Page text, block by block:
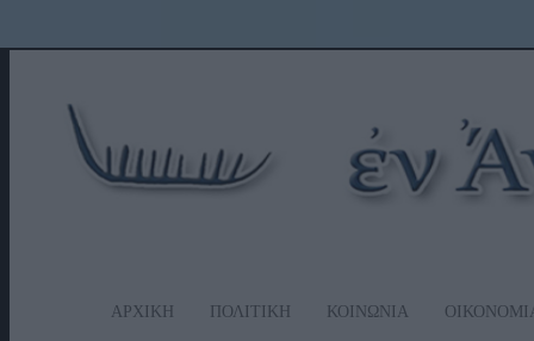
ΑΡΧΙΚΗ ΠΟΛΙΤΙΚΗ ΚΟΙΝΩΝΙΑ